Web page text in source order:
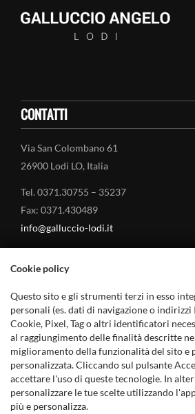
CONTATTI
Via San Colombano 61
26900 Lodi LO, Italia
Tel. 0371.30755 – 35237
Fax: 0371.430489
info@galluccio-lodi.it
MARCHI TRATTATI
Land Rover – Concessionario a Lodi
Jaguar – Concessionario a Lodi
Mitsubishi Auto – Concessionario a Lodi
Cookie policy
Questo sito e gli strumenti terzi in esso
personali (es. dati di navigazione o indirizzi
Cookie, Pixel, Tag o altri identificatori
al raggiungimento delle finalità descritte
miglioramento della funzionalità del sito e
personalizzata. Cliccando sul pulsante
accettare l'uso di queste tecnologie. In
personalizzare le tue scelte utilizzando
più e personalizza.